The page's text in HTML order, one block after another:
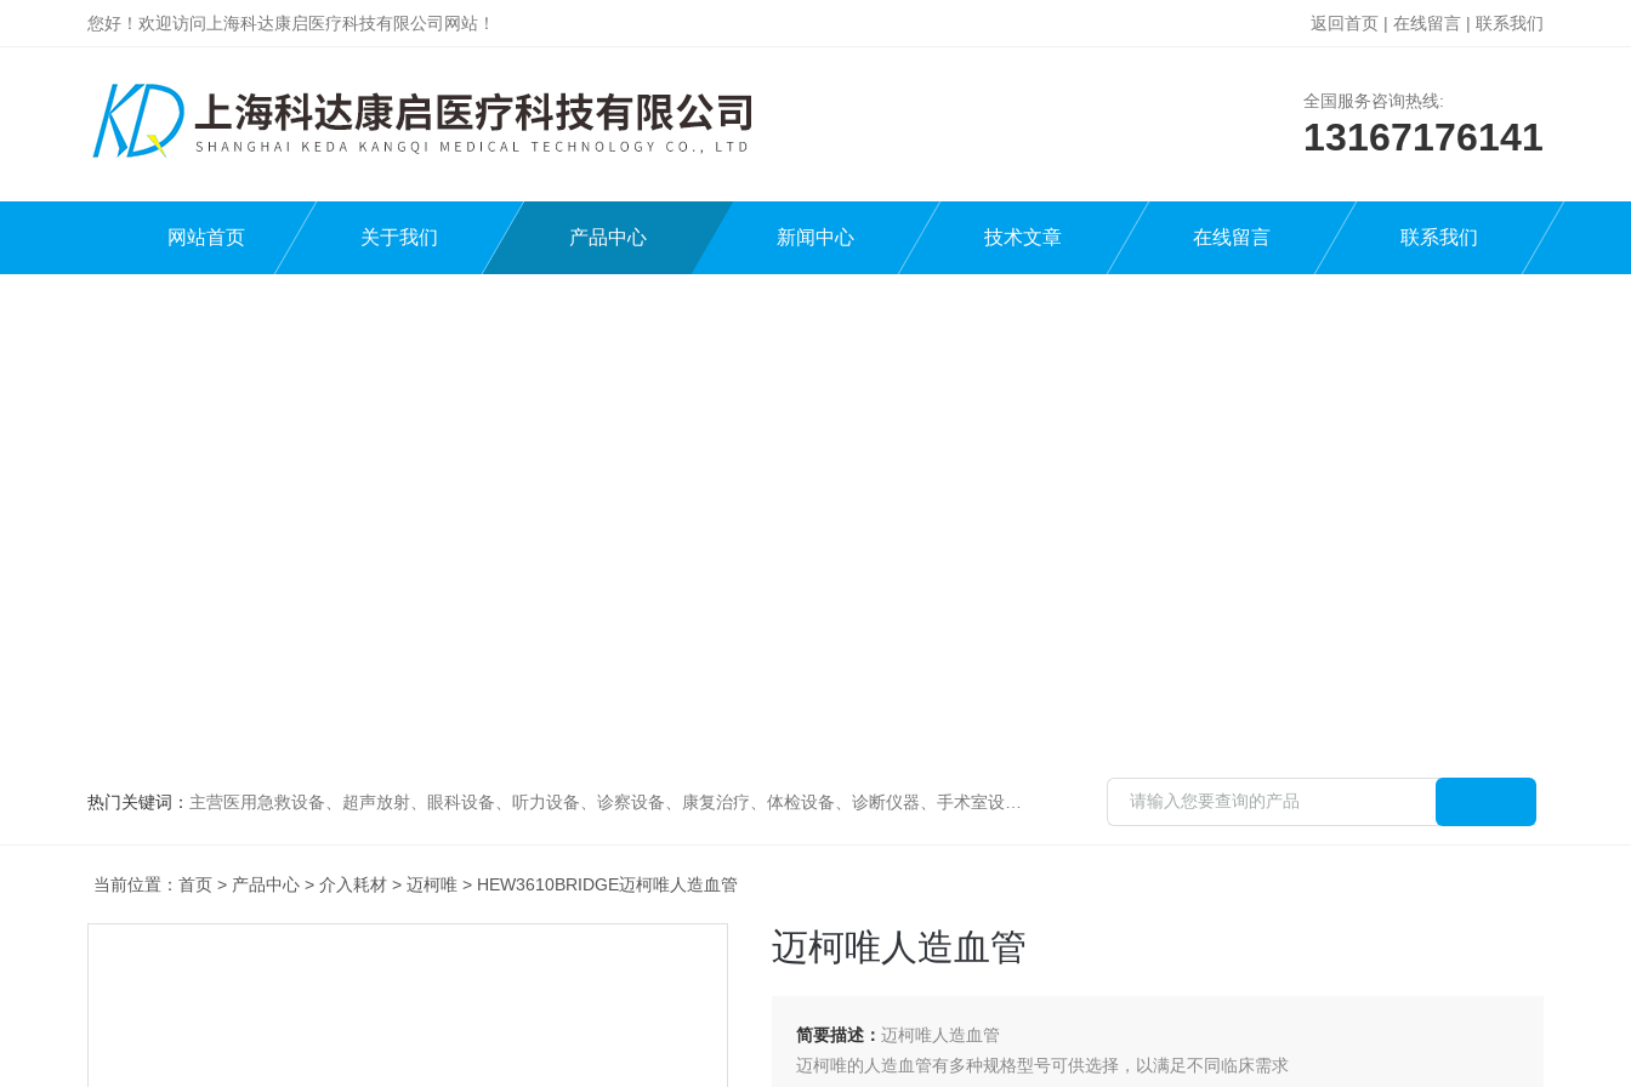
您好！欢迎访问上海科达康启医疗科技有限公司网站！ 返回首页 | 在线留言 | 联系我们
全国服务咨询热线:
13167176141
网站首页 关于我们 产品中心 新闻中心 技术文章 在线留言 联系我们
热门关键词： 主营医用急救设备、超声放射、眼科设备、听力设备、诊察设备、康复治疗、体检设备、诊断仪器、手术室设备急救室、监护设备诊疗室等医疗设备。
当前位置： 首页 > 产品中心 > 介入耗材 > 迈柯唯 > HEW3610BRIDGE迈柯唯人造血管
迈柯唯人造血管
简要描述： 迈柯唯人造血管
迈柯唯的人造血管有多种规格型号可供选择，以满足不同临床需求